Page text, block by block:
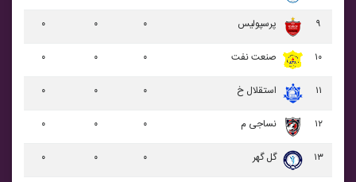
۹ پرسپولیس ۰ ۰ ۰
۱۰ صنعت نفت ۰ ۰ ۰
۱۱ استقلال خ ۰ ۰ ۰
۱۲ نساجی م ۰ ۰ ۰
۱۳ گل گهر ۰ ۰ ۰